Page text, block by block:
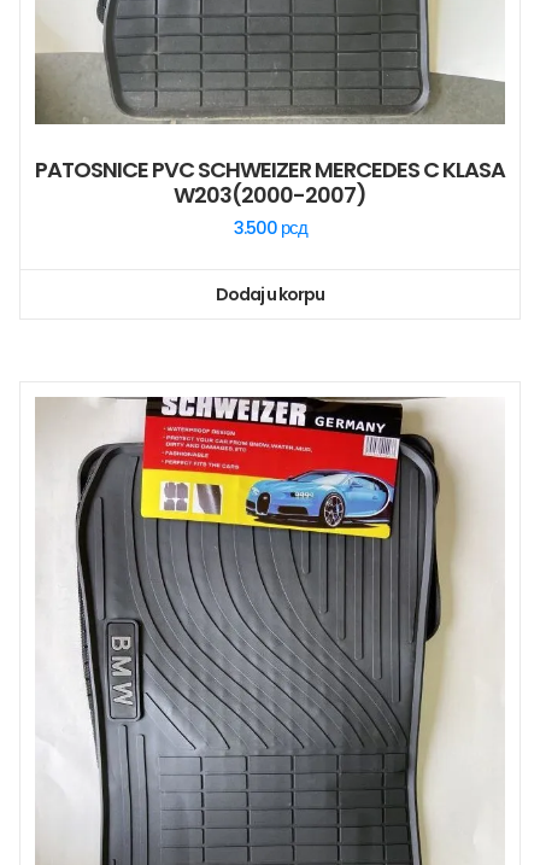
PATOSNICE PVC SCHWEIZER MERCEDES C KLASA
W203(2000-2007)
3.500 рсд
Dodaj u korpu